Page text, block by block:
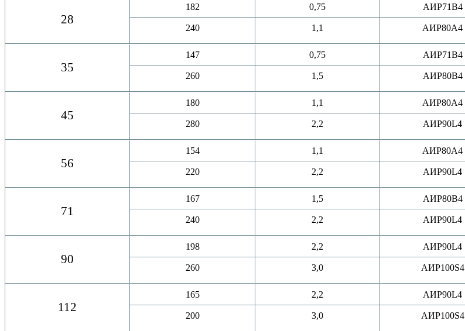
28
182
240
0,75
1,1
АИР71B4
АИР80A4
35
147
260
0,75
1,5
АИР71B4
АИР80B4
45
180
280
1,1
2,2
АИР80A4
АИР90L4
56
154
220
1,1
2,2
АИР80A4
АИР90L4
71
167
240
1,5
2,2
АИР80B4
АИР90L4
90
198
260
2,2
3,0
АИР90L4
АИР100S4
112
165
200
2,2
3,0
АИР90L4
АИР100S4